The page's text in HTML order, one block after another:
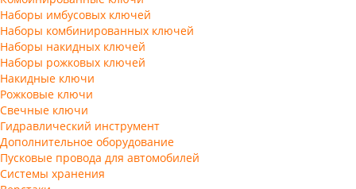
Наборы имбусовых ключей
Наборы комбинированных ключей
Наборы накидных ключей
Наборы рожковых ключей
Накидные ключи
Рожковые ключи
Свечные ключи
Гидравлический инструмент
Дополнительное оборудование
Пусковые провода для автомобилей
Системы хранения